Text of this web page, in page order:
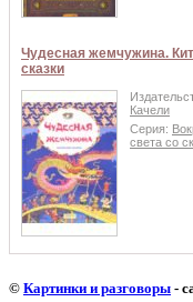
Чудесная жемчужина.
сказки
Качели
Серия:
света со
© Картинки и разговоры -